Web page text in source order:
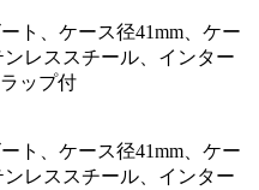
ト、ケース径41mm、ケー
ンレススチール、インター
ップ付
ト、ケース径41mm、ケー
ンレススチール、インター